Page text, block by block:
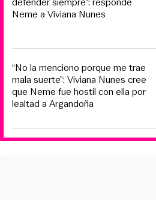
Neme a Viviana Nunes
“No la menciono porque me trae
mala suerte”: Viviana Nunes cree
que Neme fue hostil con ella por
lealtad a Argandoña